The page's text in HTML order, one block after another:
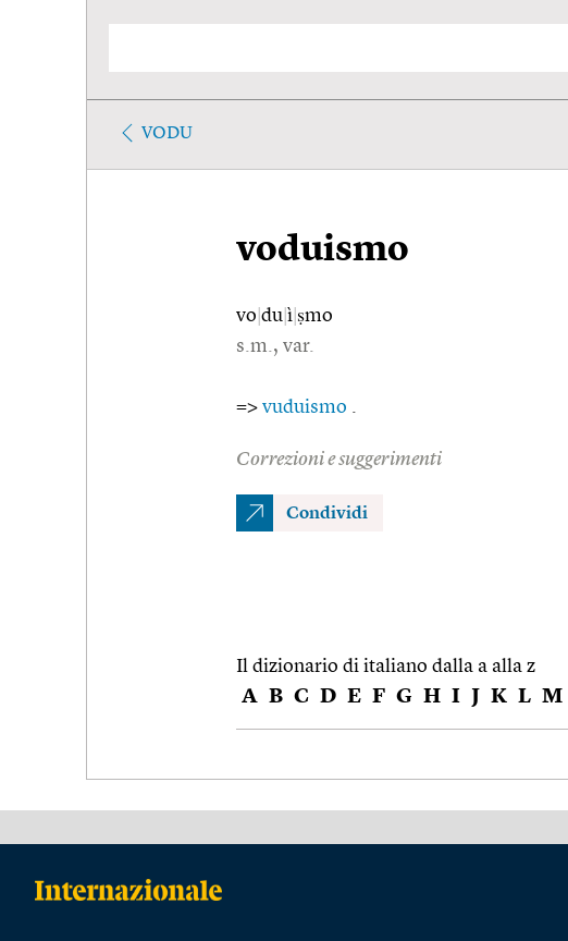
VODU
voduismo
vo du ì ṣmo
s.m., var.
=> vuduismo .
Correzioni e suggerimenti
Condividi
Il dizionario di italiano dalla a alla z
A B C D E F G H I J K L M